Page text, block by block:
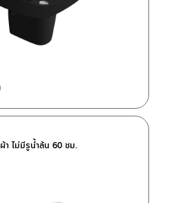
า ไม่มีรูน้ำล้น 60 ซม.